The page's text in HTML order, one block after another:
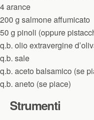
4arance
200 g salmone affumicato
50 g pinoli (oppure
q.b. olio extravergine
q.b. sale
q.b. aceto balsamico (se
q.b. aneto (se piace)
Strumenti